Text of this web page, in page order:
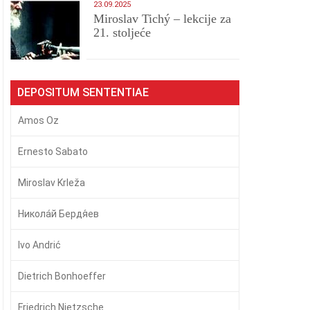
23.09.2025
Miroslav Tichý – lekcije za
21. stoljeće
DEPOSITUM SENTENTIAE
Amos Oz
Ernesto Sabato
Miroslav Krleža
Никола́й Бердя́ев
Ivo Andrić
Dietrich Bonhoeffer
Friedrich Nietzsche